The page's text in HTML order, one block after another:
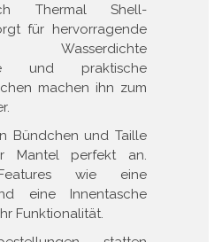
Thermal Shell-
für hervorragende
Wasserdichte
und praktische
machen ihn zum
Bündchen und Taille
Mantel perfekt an.
wie eine
eine Innentasche
Funktionalität.